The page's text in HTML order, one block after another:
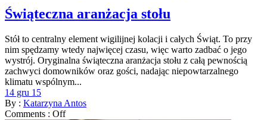
Świąteczna aranżacja stołu
Stół to centralny element wigilijnej kolacji i całych Świąt. To przy
nim spędzamy wtedy najwięcej czasu, więc warto zadbać o jego
wystrój. Oryginalna świąteczna aranżacja stołu z całą pewnością
zachwyci domowników oraz gości, nadając niepowtarzalnego
klimatu wspólnym...
14 gru 15
By : Katarzyna Antos
Comments : Off